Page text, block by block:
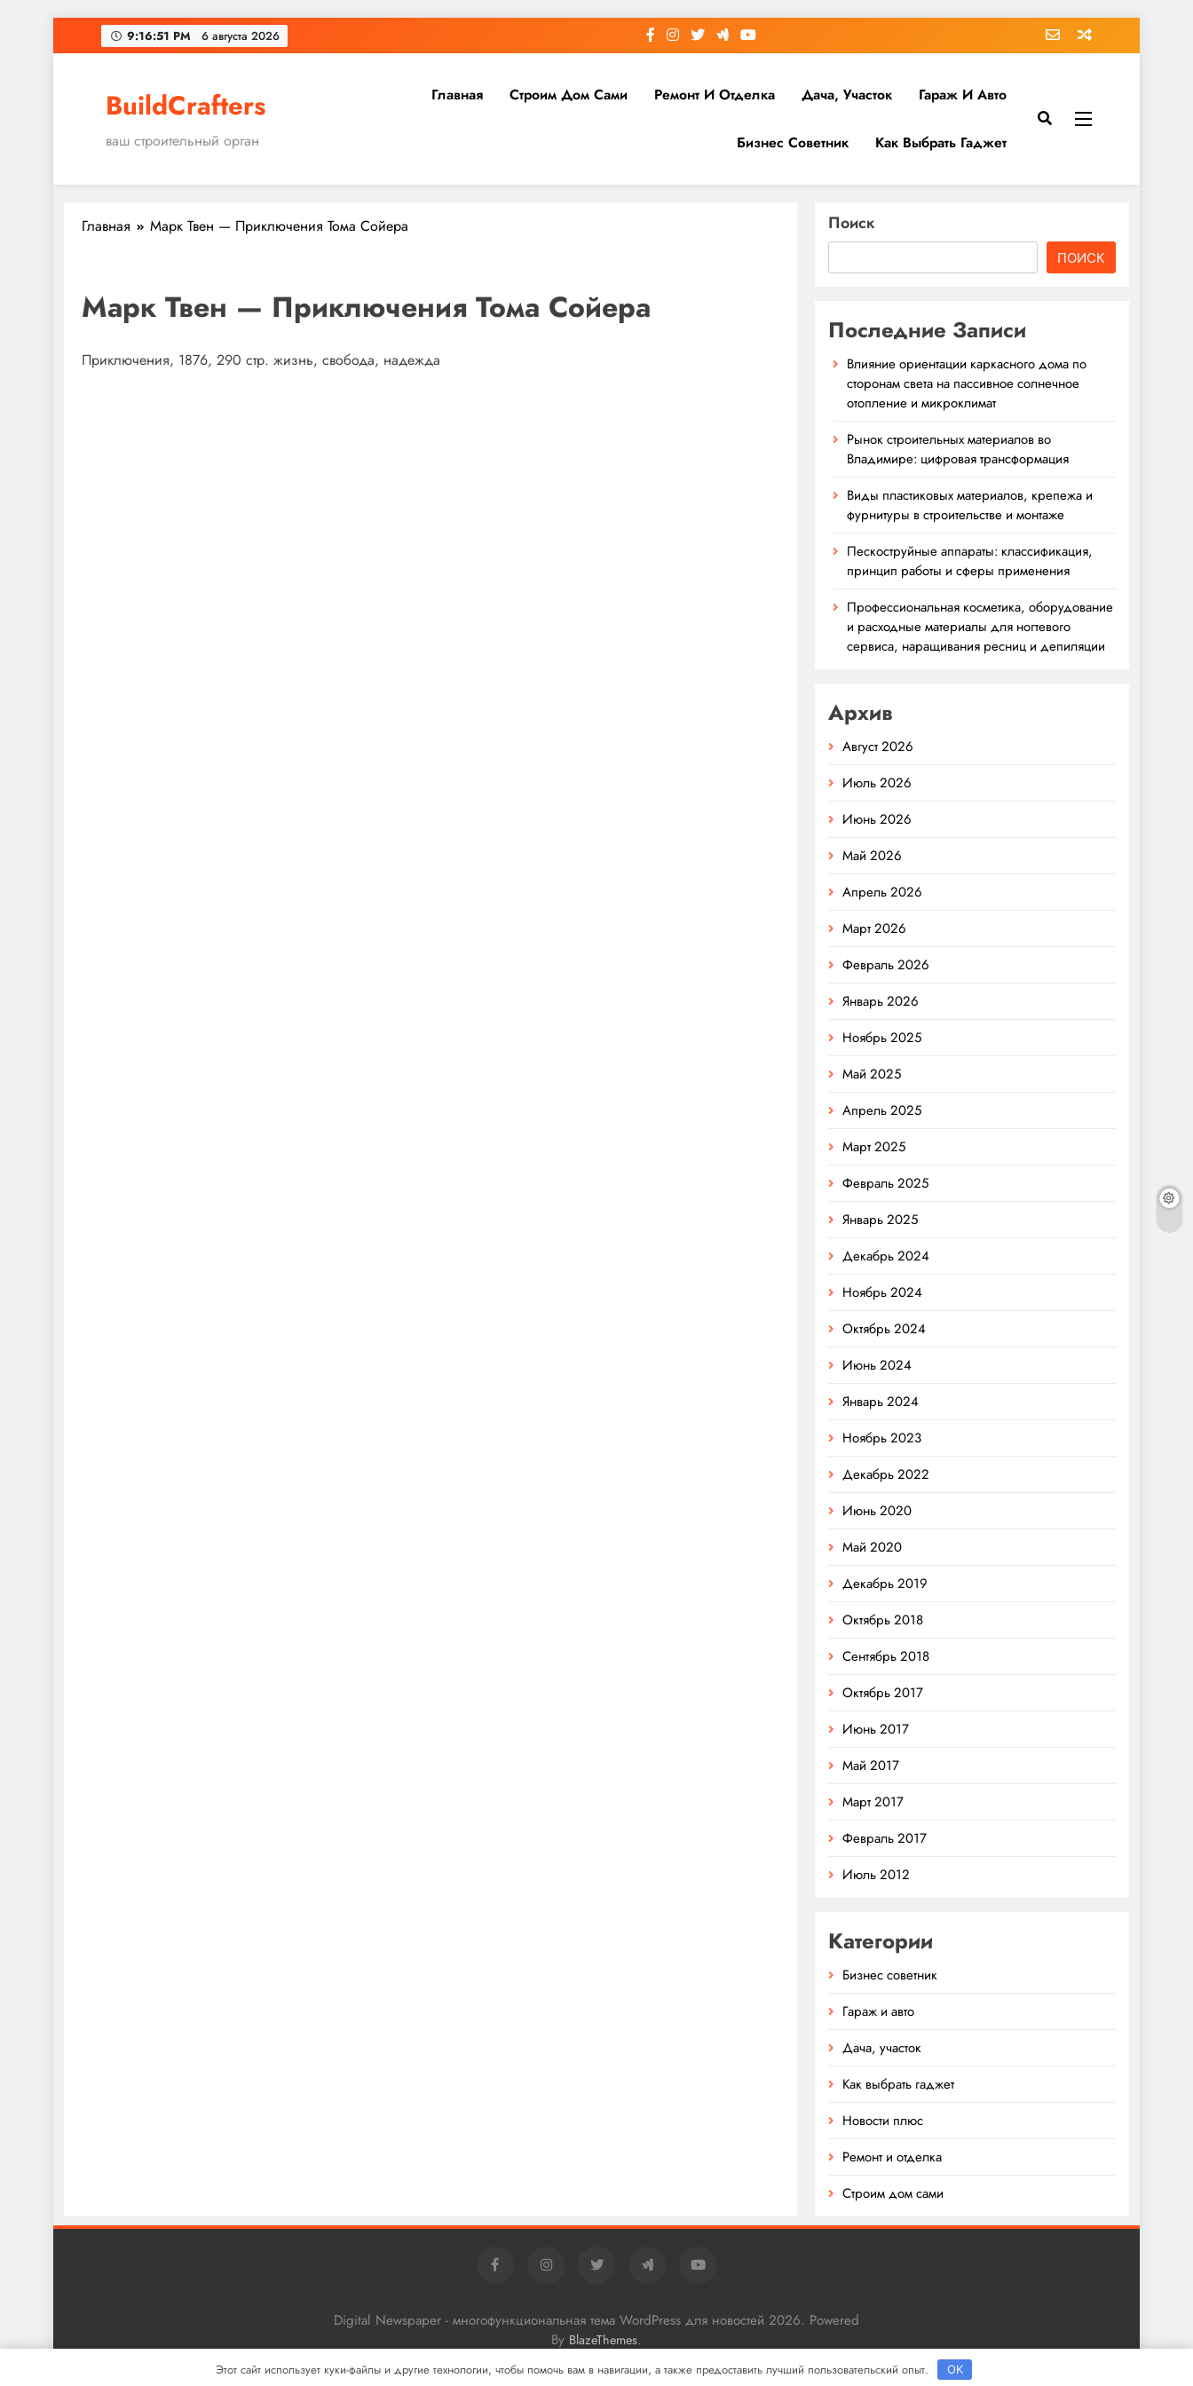
Перейти
к
9:16:52 PM 6 августа 2026
BuildCrafters
ваш строительный орган
Главная Строим Дом Сами Ремонт И Отделка Дача, Участок Гараж И Авто
Бизнес Советник Как Выбрать Гаджет
Главная Марк Твен — Приключения Тома Сойера
Марк Твен — Приключения Тома Сойера
Приключения, 1876, 290 стр. жизнь, свобода, надежда
Поиск
ПОИСК
Последние Записи
Влияние ориентации каркасного дома по
сторонам света на пассивное солнечное
отопление и микроклимат
Рынок строительных материалов во
Владимире: цифровая трансформация
Виды пластиковых материалов, крепежа и
фурнитуры в строительстве и монтаже
Пескоструйные аппараты: классификация,
принцип работы и сферы применения
Профессиональная косметика, оборудование
и расходные материалы для ногтевого
сервиса, наращивания ресниц и депиляции
Архив
Август 2026
Июль 2026
Июнь 2026
Май 2026
Апрель 2026
Март 2026
Февраль 2026
Январь 2026
Ноябрь 2025
Май 2025
Апрель 2025
Март 2025
Февраль 2025
Январь 2025
Декабрь 2024
Ноябрь 2024
Октябрь 2024
Июнь 2024
Январь 2024
Ноябрь 2023
Декабрь 2022
Июнь 2020
Май 2020
Декабрь 2019
Октябрь 2018
Сентябрь 2018
Октябрь 2017
Июнь 2017
Май 2017
Март 2017
Февраль 2017
Июль 2012
Категории
Бизнес советник
Гараж и авто
Дача, участок
Как выбрать гаджет
Новости плюс
Ремонт и отделка
Строим дом сами
Digital Newspaper - многофункциональная тема WordPress для новостей 2026. Powered
By BlazeThemes.
Этот сайт использует куки-файлы и другие технологии, чтобы помочь вам в навигации, а также предоставить лучший пользовательский опыт. OK